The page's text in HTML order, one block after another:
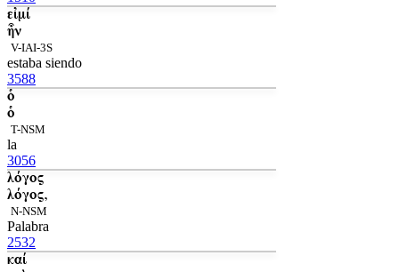
εἰμί
ἦν
V-IAI-3S
estaba siendo
3588
ὁ
ὁ
T-NSM
la
3056
λόγος
λόγος,
N-NSM
Palabra
2532
καί